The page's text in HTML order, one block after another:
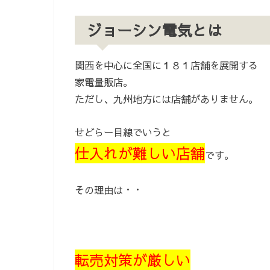
ジョーシン電気とは
関西を中心に全国に１８１店舗を展開する
家電量販店。
ただし、九州地方には店舗がありません。
せどらー目線でいうと
仕入れが難しい店舗です。
その理由は・・
転売対策が厳しい